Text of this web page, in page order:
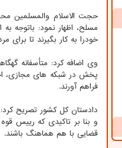
حجت الاسلام والمسلمین
مسلح، اظهار نمود: باتوجه
خودرا به کار بگیرند تا برای
وی اضافه کرد: متأسفانه
پخش در شبکه های مجازی،
فراهم آورند.
دادستان کل کشور تصریح کرد:
و بنا بر تاکیدی که رییس
قضایی با هم هماهنگ باشند.